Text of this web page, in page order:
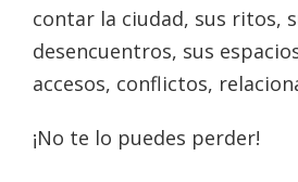
contar la ciudad, sus ritos,
desencuentros, sus
accesos, conflictos,
¡No te lo puedes perder!